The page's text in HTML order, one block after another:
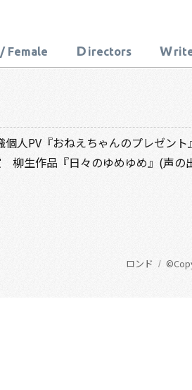
Female D irectors W
個人PV『おねえちゃんのプレゼン
柳生作品『日々のゆめゆめ』(声の
ロンド